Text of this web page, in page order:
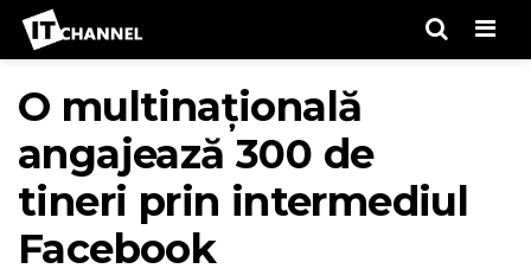
O multinațională
angajează 300 de
tineri prin intermediul
Facebook